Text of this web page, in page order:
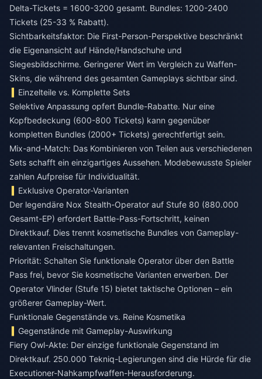
Delta-Tickets = 1600-3200 gesamt. Bundles: 1200-2400
Tickets (25-33 % Rabatt).
Sichtbarkeitsfaktor: Die First-Person-Perspektive beschränkt
die Eigenansicht auf Hände/Handschuhe und
Siegesbildschirme. Geringerer Wert im Vergleich zu Waffen-
Skins, die während des gesamten Gameplays sichtbar sind.
Einzelteile vs. Komplette Sets
Selektive Anpassung opfert Bundle-Rabatte. Nur eine
Kopfbedeckung (600-800 Tickets) kann gegenüber
kompletten Bundles (2000+ Tickets) gerechtfertigt sein.
Mix-and-Match: Das Kombinieren von Teilen aus verschiedenen
Sets schafft ein einzigartiges Aussehen. Modebewusste Spieler
zahlen Aufpreise für Individualität.
Exklusive Operator-Varianten
Der legendäre Nox Stealth-Operator auf Stufe 80 (880.000
Gesamt-EP) erfordert Battle-Pass-Fortschritt, keinen
Direktkauf. Dies trennt kosmetische Bundles von Gameplay-
relevanten Freischaltungen.
Priorität: Schalten Sie funktionale Operator über den Battle
Pass frei, bevor Sie kosmetische Varianten erwerben. Der
Operator Vlinder (Stufe 15) bietet taktische Optionen – ein
größerer Gameplay-Wert.
Funktionale Gegenstände vs. Reine Kosmetika
Gegenstände mit Gameplay-Auswirkung
Fiery Owl-Akte: Der einzige funktionale Gegenstand im
Direktkauf. 250.000 Tekniq-Legierungen sind die Hürde für die
Executioner-Nahkampfwaffen-Herausforderung.